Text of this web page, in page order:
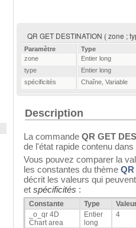
QR GET DESTINATION ( zone ;
Paramètre
Type
zone
Entier long
type
Entier long
spécificités
Chaîne Variable
Description
La commande QR GET
de l'état rapide contenu
Vous pouvez comparer la
les constantes du thème
décrit les valeurs qui
et spécificités :
Constante Type
_o_qr 4D
Chart area
Entier
long
4